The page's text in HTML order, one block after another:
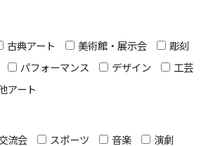
古典アート 美術館・展示会
彫刻
パフォーマンス デザイン
工芸
アート
流会 スポーツ 音楽
演劇